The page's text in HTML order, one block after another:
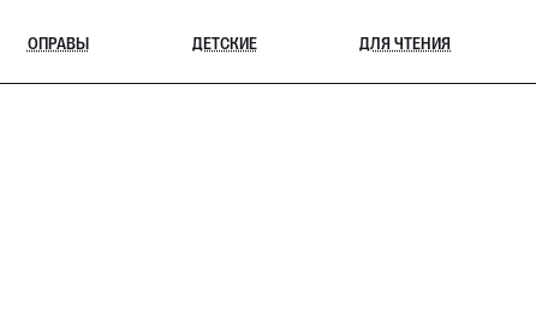
ОПРАВЫ ДЕТСКИЕ ДЛЯ ЧТЕНИЯ